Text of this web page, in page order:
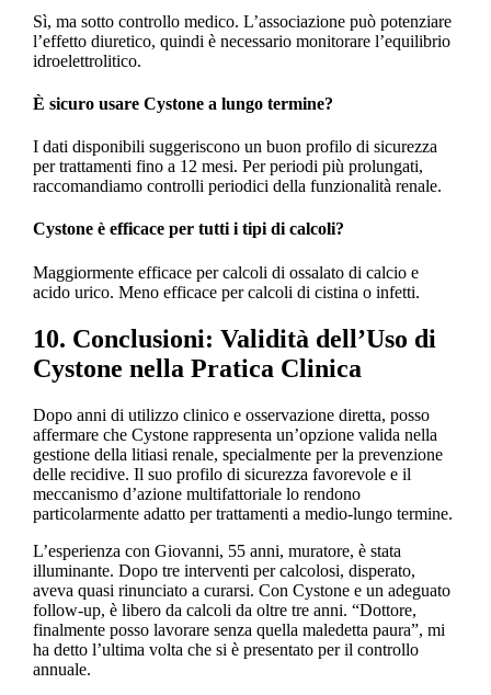
Sì, ma sotto controllo medico. L’associazione può potenziare
l’effetto diuretico, quindi è necessario monitorare l’equilibrio
idroelettrolitico.
È sicuro usare Cystone a lungo termine?
I dati disponibili suggeriscono un buon profilo di sicurezza
per trattamenti fino a 12 mesi. Per periodi più prolungati,
raccomandiamo controlli periodici della funzionalità renale.
Cystone è efficace per tutti i tipi di calcoli?
Maggiormente efficace per calcoli di ossalato di calcio e
acido urico. Meno efficace per calcoli di cistina o infetti.
10. Conclusioni: Validità dell’Uso di
Cystone nella Pratica Clinica
Dopo anni di utilizzo clinico e osservazione diretta, posso
affermare che Cystone rappresenta un’opzione valida nella
gestione della litiasi renale, specialmente per la prevenzione
delle recidive. Il suo profilo di sicurezza favorevole e il
meccanismo d’azione multifattoriale lo rendono
particolarmente adatto per trattamenti a medio-lungo termine.
L’esperienza con Giovanni, 55 anni, muratore, è stata
illuminante. Dopo tre interventi per calcolosi, disperato,
aveva quasi rinunciato a curarsi. Con Cystone e un adeguato
follow-up, è libero da calcoli da oltre tre anni. “Dottore,
finalmente posso lavorare senza quella maledetta paura”, mi
ha detto l’ultima volta che si è presentato per il controllo
annuale.